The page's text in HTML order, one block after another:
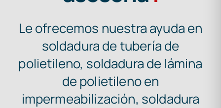
Le ofrecemos nuestra ayuda en
soldadura de tubería de
polietileno, soldadura de lámina
de polietileno en
impermeabilización, soldadura